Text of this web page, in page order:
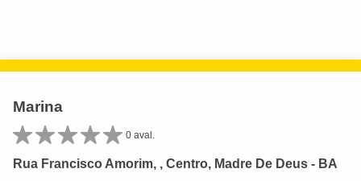
Marina
0 aval.
Rua Francisco Amorim, , Centro, Madre De Deus - BA